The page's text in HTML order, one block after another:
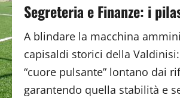
Segreteria e Finanze: i
A blindare la macchina
capisaldi storici della Valdinisi:
“cuore pulsante” lontano dai
garantendo quella stabilità e